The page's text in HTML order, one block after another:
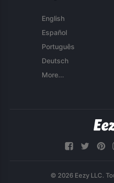
English
Español
Português
Deutsch
More...
© 2026 Eezy LLC.